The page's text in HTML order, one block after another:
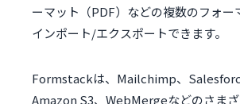
ーマット（PDF）などの複数のフォー
インポート/エクスポートできます。
Formstackは、Mailchimp、
Amazon S3、WebMergeなどのさま